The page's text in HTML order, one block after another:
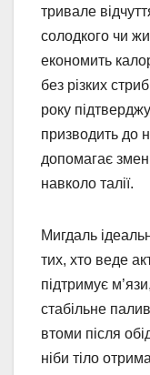
тривале
солодкого чи
економить
без різких
року
призводить до
допомагає
навколо талії.
Мигдаль
тих, хто веде
підтримує
стабільне
втоми після
ніби тіло